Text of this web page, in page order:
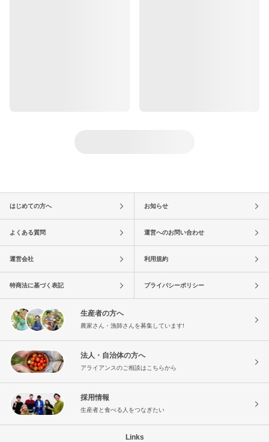
はじめての方へ お知らせ
よくある質問 運営へのお問い合わせ
運営会社 利用規約
特商法に基づく表記 プライバシーポリシー
生産者の方へ
農家さん・漁師さんを募集しています!
法人・自治体の方へ
アライアンスのご相談はこちらから
採用情報
生産者と食べる人をつなぎたい
Links